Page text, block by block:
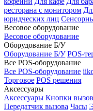
ресторана с монитором
юридческих лиц
Весовое оборудование
Весовое оборудование
Оборудование Б/У
Оборудование Б/У POS-
Все POS-оборудование
Все POS-оборудование
Торговое POS решения
Аксессуары
Аксессуары Кнопки
Передатчик вызова Часы